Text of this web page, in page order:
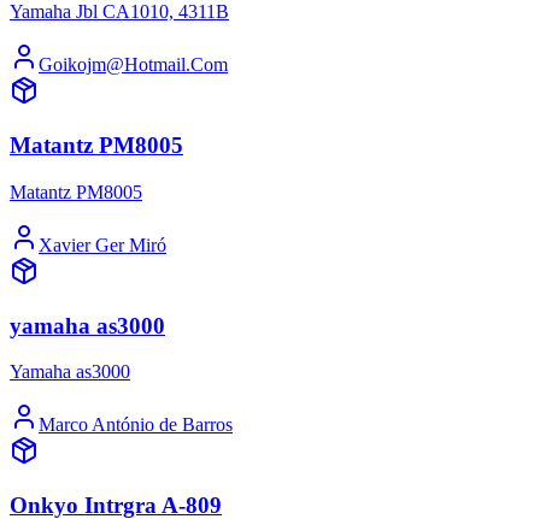
Yamaha Jbl CA1010, 4311B
Goikojm@Hotmail.Com
Matantz PM8005
Matantz PM8005
Xavier Ger Miró
yamaha as3000
Yamaha as3000
Marco António de Barros
Onkyo Intrgra A-809